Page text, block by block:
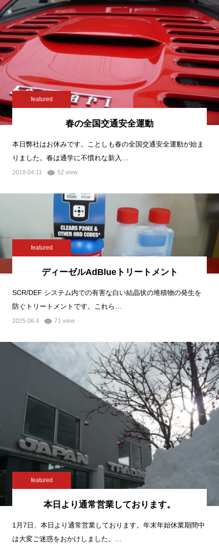
featured
春の全国交通安全運動
本日弊社はお休みです。ことしも春の全国交通安全運動が始ま
りました。春は通学に不慣れな新入…
2018.04.11 52 view
featured
ディーゼルAdBlueトリートメント
SCR/DEF システム内での有害な白い結晶状の堆積物の発生を
防ぐトリートメントです。これら…
2025.06.4 71 view
featured
本日より通常営業しております。
1月7日、本日より通常営業しております。年末年始休業期間中
は大変ご迷惑をおかけしました。…